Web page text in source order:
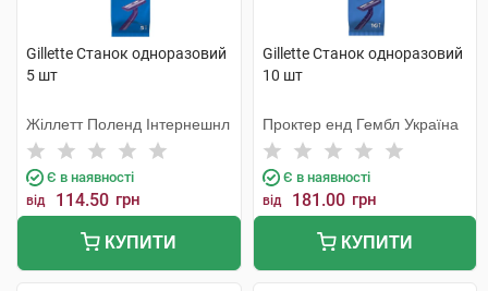
Gillette Станок одноразовий
5 шт
Жіллетт Поленд Інтернешнл
Є в наявності
від 114.50 грн
КУПИТИ
Gillette Станок одноразовий
10 шт
Проктер енд Гембл Україна
Є в наявності
від 181.00 грн
КУПИТИ